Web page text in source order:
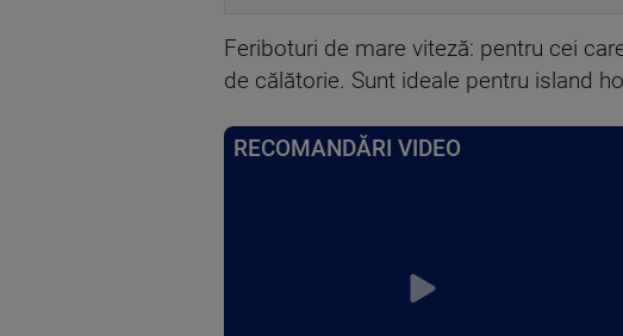
Feriboturi de mare viteză: pentru cei
de călătorie. Sunt ideale pentru island
RECOMANDĂRI VIDEO